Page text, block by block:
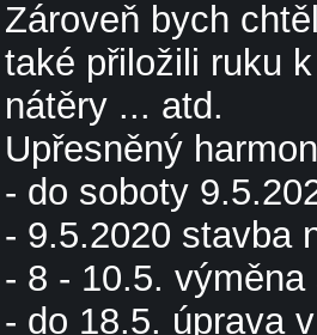
Zároveň bych
také přiložili ruku
nátěry ... atd.
Upřesněný
- do soboty
- 9.5.2020 stavba
- 8 - 10.5.
- do 18.5. úprava